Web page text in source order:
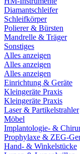
Diamantschleifer
Schleifkörper
Polierer & Bürsten
Mandrelle & Träger
Sonstiges
Alles anzeigen
Alles anzeigen
Alles anzeigen
Einrichtung & Geräte
Kleingeräte Praxis
Kleingeräte Praxis
Laser & Partikelstrahler
Möbel
Implantologie- &
Prophylaxe & ZEG-
Hand- & Winkelstücke